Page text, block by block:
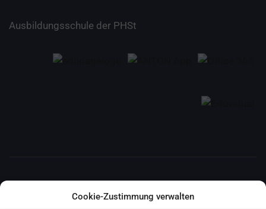
Cookie-Zustimmung verwalten
Ausbildungsschule der PHSt